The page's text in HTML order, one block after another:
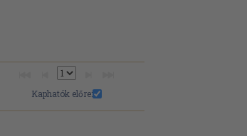
Kaphatók előre: